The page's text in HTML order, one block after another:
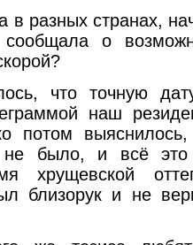
в разных странах,
о
что точную
наш
потом
не было, и всё
хрущевской
близорук и не